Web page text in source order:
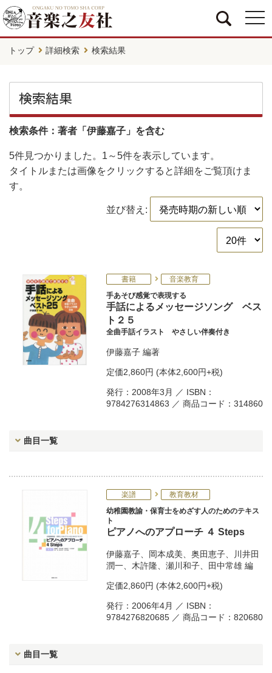
トップ 詳細検索 検索結果
検索結果
検索条件：著者「伊藤嘉子」を含む
5件見つかりました。 1～5件を表示しています。
タイトルまたは画像をクリックすると詳細をご覧頂けま
す。
並び替え:
書籍
音楽教育
手あそび感覚で表現する
手話によるメッセージソング ベス
ト２５
全曲手話イラスト やさしい伴奏付き
伊藤嘉子 編著
定価2,860円 (本体2,600円+税)
発行：2008年3月 ／ ISBN：
9784276314863 ／ 商品コード：314860
曲目一覧
楽譜
教育教材
幼稚園教諭・保育士をめざす人のためのテキス
ト
ピアノへのアプローチ ４ Steps
伊藤嘉子 岡本成美 奥田恵子
川井田
潤一
木許隆 瀬川和子 田中常雄 編
定価2,860円 (本体2,600円+税)
発行：2006年4月 ／ ISBN：
9784276820685 ／ 商品コード：820680
曲目一覧